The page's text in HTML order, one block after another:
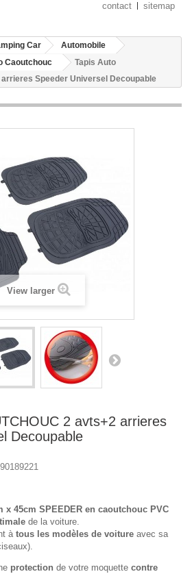
contact sitemap
Car
Automobile
Caoutchouc
Tapis Auto
arrieres Speeder Universel Decoupable
View larger
2 avts+2 arrieres
Decoupable
x 45cm SPEEDER en caoutchouc PVC
de la voiture.
à tous les modèles de voiture avec sa
protection de votre moquette contre